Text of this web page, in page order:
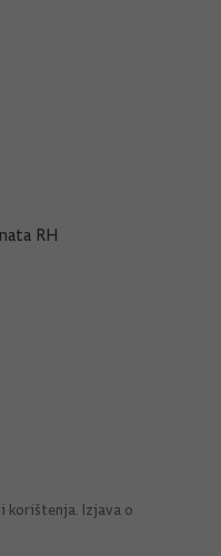
RH
korištenja Izjava o